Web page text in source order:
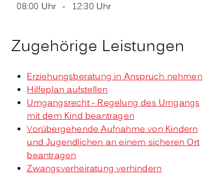
08:00 Uhr - 12:30 Uhr
Zugehörige Leistungen
Erziehungsberatung in Anspruch nehmen
Hilfeplan aufstellen
Umgangsrecht - Regelung des Umgangs
mit dem Kind beantragen
Vorübergehende Aufnahme von Kindern
und Jugendlichen an einem sicheren Ort
beantragen
Zwangsverheiratung verhindern